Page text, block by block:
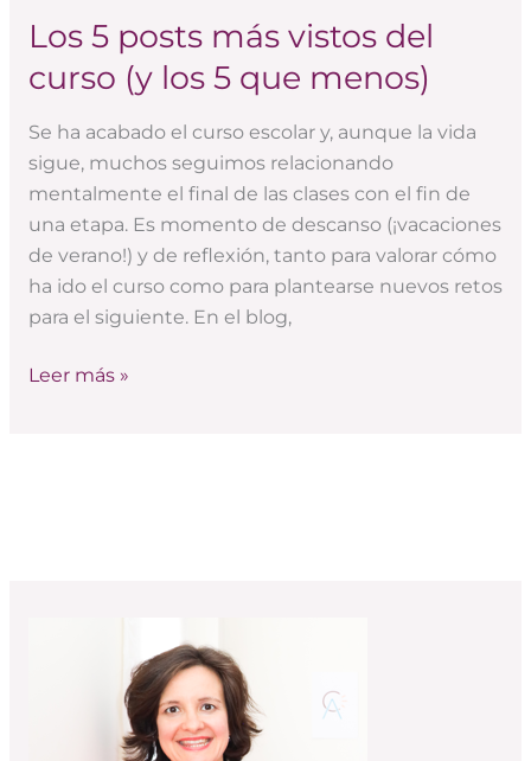
Los 5 posts más vistos del
curso (y los 5 que menos)
Se ha acabado el curso escolar y, aunque la vida
sigue, muchos seguimos relacionando
mentalmente el final de las clases con el fin de
una etapa. Es momento de descanso (¡vacaciones
de verano!) y de reflexión, tanto para valorar cómo
ha ido el curso como para plantearse nuevos retos
para el siguiente. En el blog,
Los
posts
más
vistos
(y
los
menos)
Leer más »